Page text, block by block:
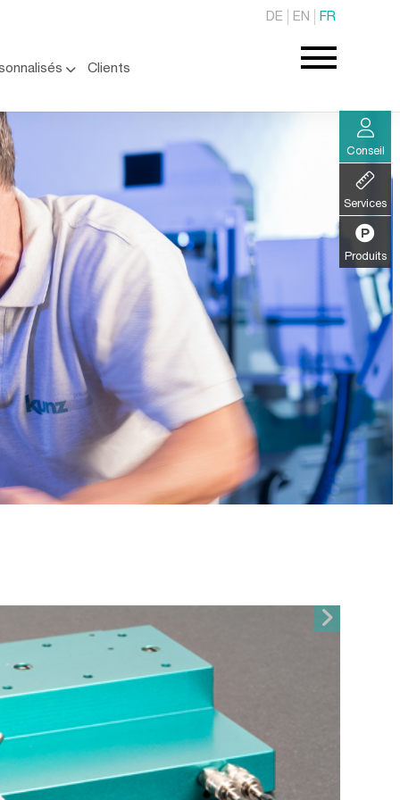
DE EN FR
Clients
Conseil
Services
Produits